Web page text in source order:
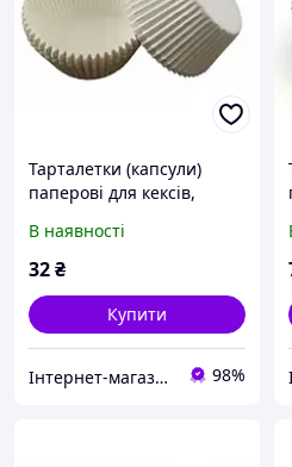
Тарталетки (капсули)
паперові для кексів,
В наявності
32₴
Купити
Інтернет-магазин "Candy" Все для кондитерів 98%